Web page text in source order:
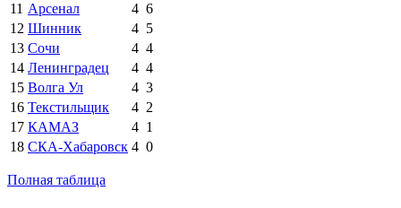
11 Арсенал 4 6
12 Шинник 4 5
13 Сочи 4 4
14 Ленинградец 4 4
15 Волга Ул 4 3
16 Текстильщик 4 2
17 КАМАЗ 4 1
18 СКА-Хабаровск 4 0
Полная таблица